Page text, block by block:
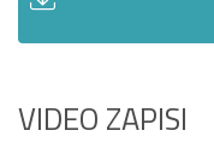
VIDEO ZAPISI